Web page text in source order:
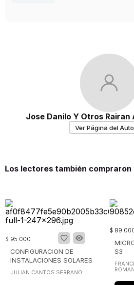
Jose Danilo Y Otros Rairan
Ver Página del
Los lectores también compraron
$ 95.000
CONFIGURACION DE
INSTALACIONES SOLARES
FOTOVOLTAICAS
JULIAN CANTOS SERRANO
$ 89.
S3
ROMAN